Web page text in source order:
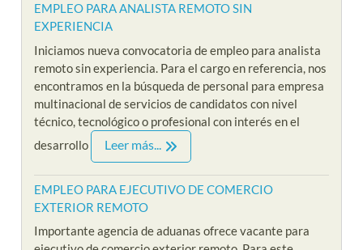
EMPLEO PARA ANALISTA REMOTO SIN
EXPERIENCIA
Iniciamos nueva convocatoria de empleo para analista
remoto sin experiencia. Para el cargo en referencia, nos
encontramos en la búsqueda de personal para empresa
multinacional de servicios de candidatos con nivel
técnico, tecnológico o profesional con interés en el
desarrollo
Leer más...
EMPLEO PARA EJECUTIVO DE COMERCIO
EXTERIOR REMOTO
Importante agencia de aduanas ofrece vacante para